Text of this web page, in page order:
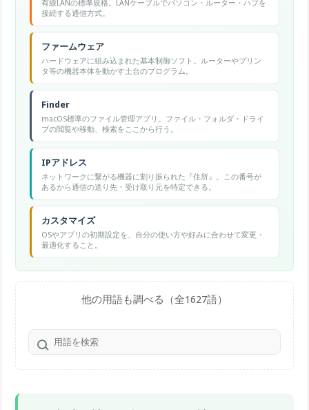
有線LANの標準規格。LANケーブルでパソコン・ルーター・ハブを
接続する通信方式。
ファームウェア
ハードウェアに組み込まれた基本制御ソフト。ルーターやプリン
タ等の機器本体を動かす土台のプログラム。
Finder
macOS標準のファイル管理アプリ。ファイル・フォルダ・ドライ
ブの閲覧や移動、検索をここから行う。
IPアドレス
ネットワークに繋がる機器に割り振られた『住所』。この番号が
あるから通信の送り先・受け取り元を特定できる。
カスタマイズ
OSやアプリの初期設定を、自分の使い方や好みに合わせて変更・
最適化すること。
他の用語も調べる（全1627語）